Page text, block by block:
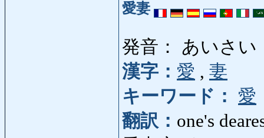
愛妻
発音： あいさい
漢字： 愛 , 妻
キーワード：
愛
翻訳： one's